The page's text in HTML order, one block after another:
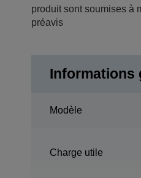
produit sont soumises à
préavis
Informations
Modèle
Charge utile